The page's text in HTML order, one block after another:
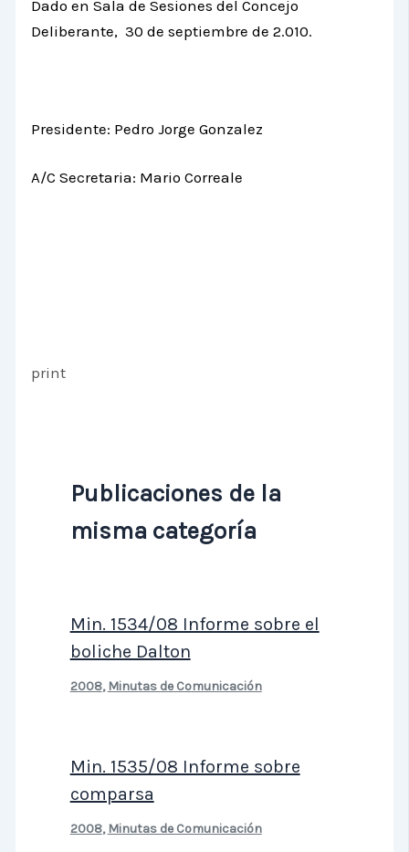
Dado en Sala de Sesiones del Concejo
Deliberante, 30 de septiembre de 2.010.
Presidente: Pedro Jorge Gonzalez
A/C Secretaria: Mario Correale
print
Publicaciones de la
misma categoría
Min. 1534/08 Informe sobre el
boliche Dalton
2008, Minutas de Comunicación
Min. 1535/08 Informe sobre
comparsa
2008, Minutas de Comunicación